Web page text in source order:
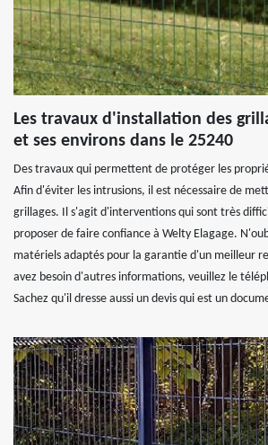
Les travaux d'installation des
et ses environs dans le 25240
Des travaux qui permettent de protéger les
Afin d'éviter les intrusions, il est nécessaire de
grillages. Il s'agit d'interventions qui sont très
proposer de faire confiance à Welty Elagage.
matériels adaptés pour la garantie d'un meilleur
avez besoin d'autres informations, veuillez le
Sachez qu'il dresse aussi un devis qui est un